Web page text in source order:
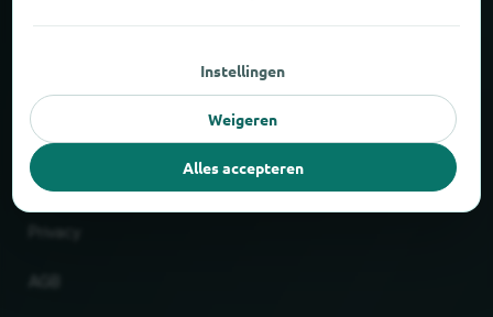
Wettelijk
Afdruk
Instellingen
Weigeren
Alles accepteren